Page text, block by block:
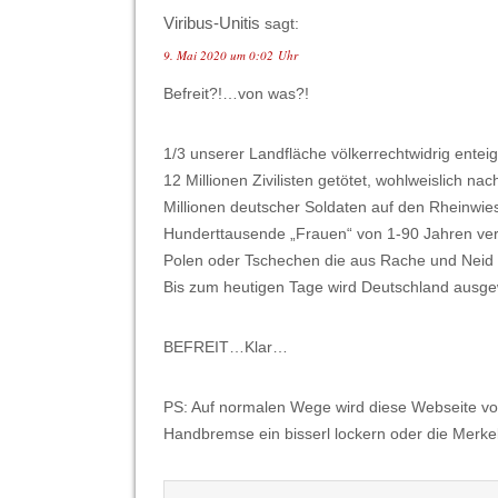
Viribus-Unitis sagt:
9. Mai 2020 um 0:02 Uhr
Befreit?!…von was?!
1/3 unserer Landfläche völkerrechtwidrig
12 Millionen Zivilisten getötet, wohlweislich
Millionen deutscher Soldaten auf den
Hunderttausende „Frauen“ von 1-90 Jahren
Polen oder Tschechen die aus Rache und
Bis zum heutigen Tage wird Deutschland
BEFREIT…Klar…
PS: Auf normalen Wege wird diese Webseite
Handbremse ein bisserl lockern oder die